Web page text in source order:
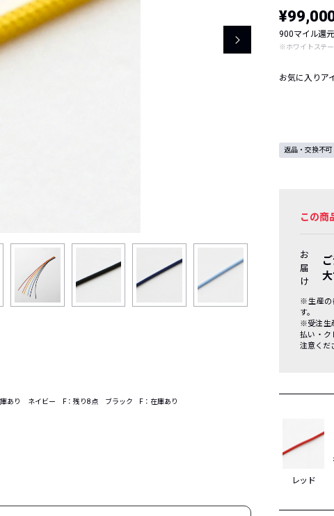
フォーカスブランド
セールおすすめアイテム
あり ネイビー F：残り8点 ブラック F：在庫あり
900マイル還元
※ホワイトステ
お気に入りア
返品・交換不可
この商
お
届
け
※生産の
す。
※受注生
払い・ク
注意くだ
レッド